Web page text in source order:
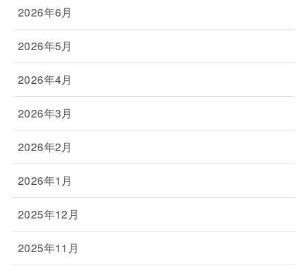
2026年6月
2026年5月
2026年4月
2026年3月
2026年2月
2026年1月
2025年12月
2025年11月